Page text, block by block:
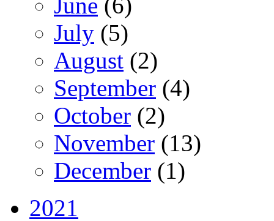
July (5)
August (2)
September (4)
October (2)
November (13)
December (1)
2021